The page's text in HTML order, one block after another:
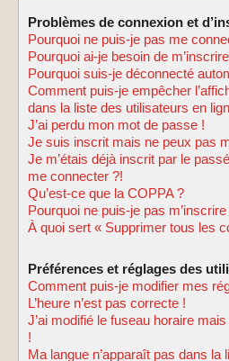
Problèmes de connexion et
Pourquoi ne puis-je pas me
Pourquoi ai-je besoin de
Pourquoi suis-je déconnecté
Comment puis-je empêcher
dans la liste des utilisateurs en
J’ai perdu mon mot de passe !
Je suis inscrit mais ne peux pas
Je m’étais déjà inscrit par le
me connecter ?!
Qu’est-ce que la COPPA ?
Pourquoi ne puis-je pas m’inscrire
À quoi sert « Supprimer tous les
Préférences et réglages des
Comment puis-je modifier mes
L’heure n’est pas correcte !
J’ai modifié le fuseau horaire
!
Ma langue n’apparaît pas dans la